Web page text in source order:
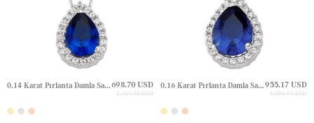
0.14 Karat Pırlanta Damla Safir Halo Altın Kolye698.70 USD
1,164.50 USD
0.16 Karat Pırlanta Damla Safir Halo Altın Kolye955.17 USD
1,591.94 USD